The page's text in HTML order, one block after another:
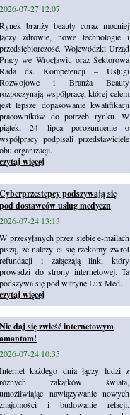
2026-07-27 12:07
Rynek branży beauty coraz mocniej
łączy zdrowie, nowe technologie i
przedsiębiorczość. Wojewódzki Urząd
Pracy we Wrocławiu oraz Sektorowa
Rada ds. Kompetencji – Usługi
Rozwojowe i Branża Beauty
rozpoczynają współpracę, której celem
jest lepsze dopasowanie kwalifikacji
pracowników do potrzeb rynku. W
piątek, 24 lipca porozumienie o
współpracy podpisali przedstawiciele
obu organizacji.
czytaj więcej
Cyberprzestępcy podszywają się
pod dostawców usług medyczn
2026-07-24 13:13
W przesyłanych przez siebie e-mailach
piszą, że należy ci się rzekomy zwrot
refundacji i załączają link, który
prowadzi do strony internetowej. Ta
podszywa się pod witrynę Lux Med.
czytaj więcej
Nie daj się zwieść internetowym
amantom!
2026-07-24 10:35
Internet każdego dnia łączy ludzi z
różnych zakątków świata,
umożliwiając nawiązywanie nowych
znajomości i budowanie relacji.